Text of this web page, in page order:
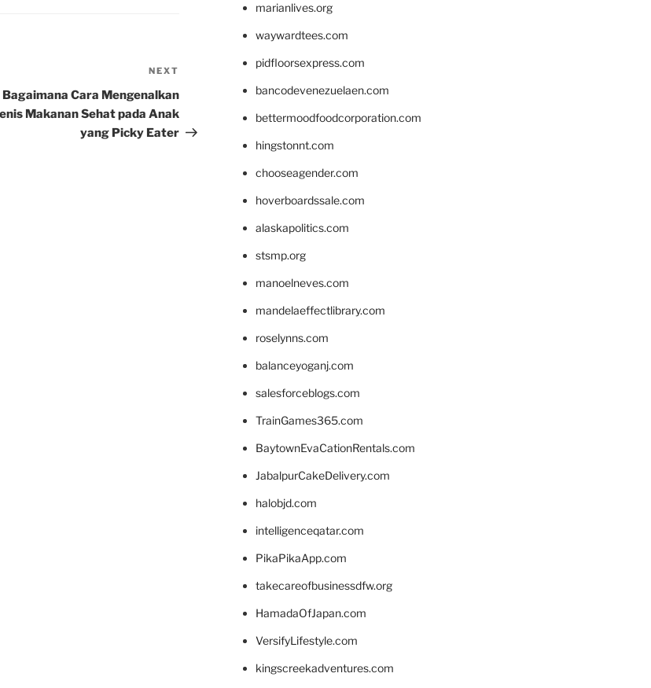
Post
NEXT
Bagaimana Cara Mengenalkan
Makanan Sehat pada Anak
yang Picky Eater
marianlives.org
waywardtees.com
pidfloorsexpress.com
bancodevenezuelaen.com
bettermoodfoodcorporation.com
hingstonnt.com
chooseagender.com
hoverboardssale.com
alaskapolitics.com
stsmp.org
manoelneves.com
mandelaeffectlibrary.com
roselynns.com
balanceyoganj.com
salesforceblogs.com
TrainGames365.com
BaytownEvaCationRentals.com
JabalpurCakeDelivery.com
halobjd.com
intelligenceqatar.com
PikaPikaApp.com
takecareofbusinessdfw.org
HamadaOfJapan.com
VersifyLifestyle.com
kingscreekadventures.com